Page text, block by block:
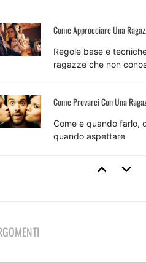
Come Approcciare Una
Regole base e
ragazze che non
Come Provarci Con Una
Come e quando farlo,
quando aspettare
Tecniche Di Seduzione